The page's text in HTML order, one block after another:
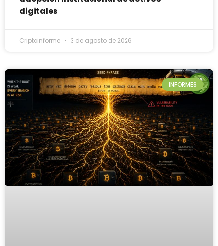
digitales
Criptoinforme 3 de agosto de 2026
INFORMES